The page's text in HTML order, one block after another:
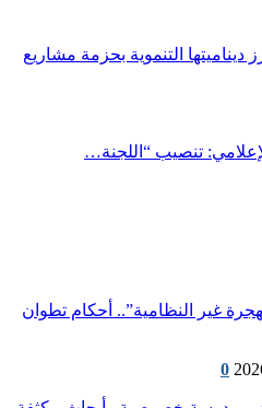
ديناميتها التنموية بحزمة مشاريع
تنصيب “اللجنة…
غير النظامية”.. أحكام تطوان
0